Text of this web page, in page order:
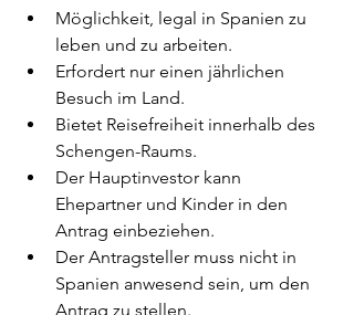
Möglichkeit, legal in Spanien zu
leben und zu arbeiten.
Erfordert nur einen jährlichen
Besuch im Land.
Bietet Reisefreiheit innerhalb des
Schengen-Raums.
Der Hauptinvestor kann
Ehepartner und Kinder in den
Antrag einbeziehen.
Der Antragsteller muss nicht in
Spanien anwesend sein, um den
Antrag zu stellen.